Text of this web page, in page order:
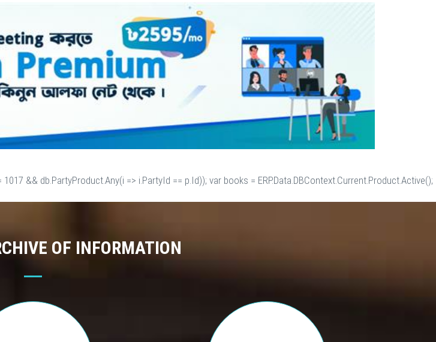
&& db.PartyProduct.Any(i => i.PartyId == p.Id)); var books = ERP.Data.DBContext.Current.Product.Active();
OF INFORMATION